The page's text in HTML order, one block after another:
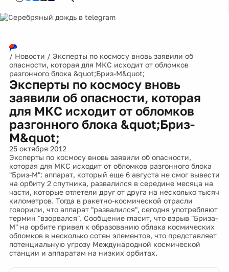
/ Новости / Эксперты по космосу вновь заявили об
опасности, которая для МКС исходит от обломков
разгонного блока &quot;Бриз-М&quot;
Эксперты по космосу вновь
заявили об опасности, которая
для МКС исходит от обломков
разгонного блока &quot;Бриз-
М&quot;
25 октября 2012
Эксперты по космосу вновь заявили об опасности,
которая для МКС исходит от обломков разгонного блока
"Бриз-М": аппарат, который еще 6 августа не смог вывести
на орбиту 2 спутника, развалился в середине месяца на
части, которые отлетели друг от друга на несколько тысяч
километров. Тогда в ракетно-космической отрасли
говорили, что аппарат "развалился", сегодня употребляют
термин "взорвался". Сообщение гласит, что взрыв "Бриза-
М" на орбите привел к образованию облака космических
обломков в несколько сотен элементов, что представляет
потенциальную угрозу Международной космической
станции и аппаратам на низких орбитах.